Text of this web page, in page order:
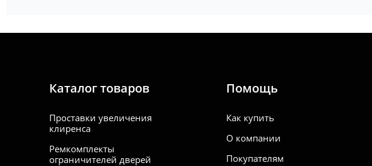
Каталог товаров
Проставки увеличения
клиренса
Ремкомплекты
ограничителей дверей
Помощь
Как купить
О компании
Покупателям